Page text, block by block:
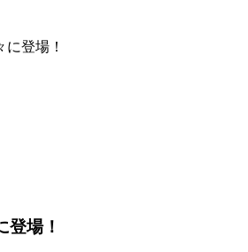
に登場！
登場！